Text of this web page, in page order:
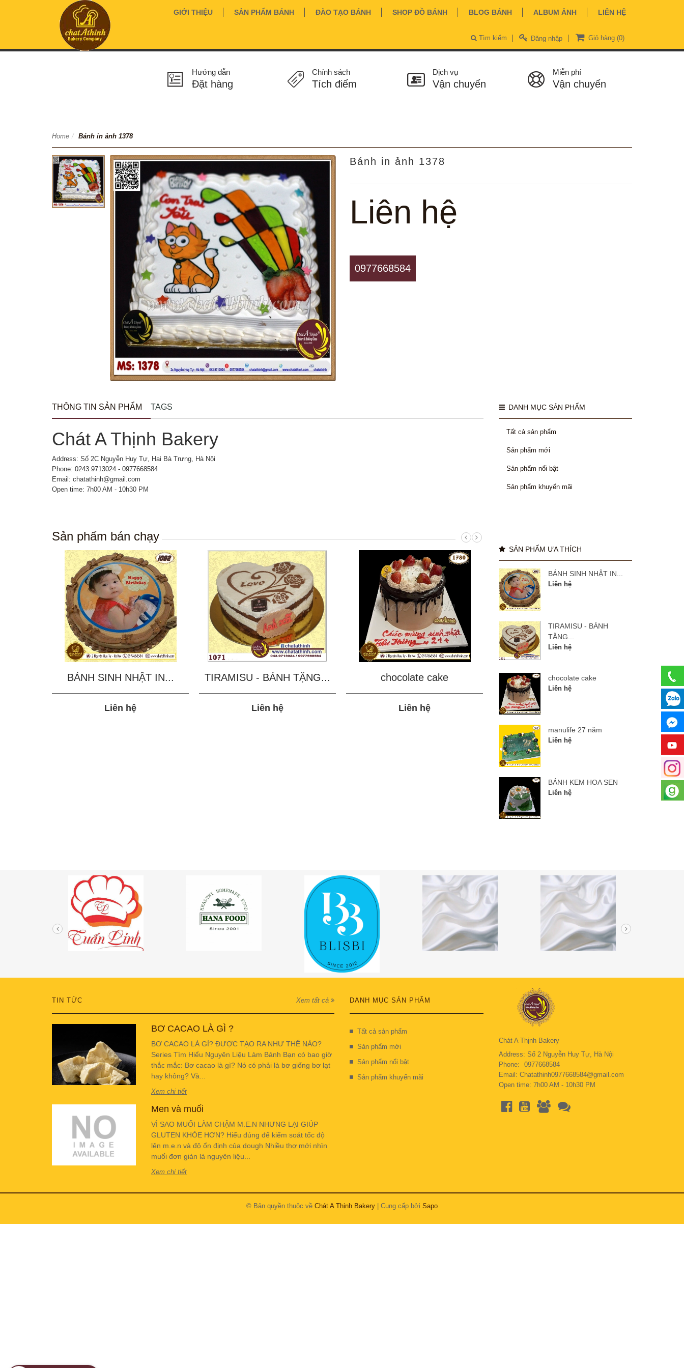
GIỚI THIỆU SẢN PHẨM BÁNH ĐÀO TẠO BÁNH SHOP ĐỒ BÁNH BLOG BÁNH ALBUM ẢNH LIÊN HỆ
Giỏ hàng (0)
Đăng nhập
Tìm kiếm
Hướng dẫn
Đặt hàng
Chính sách
Tích điểm
Dịch vụ
Vận chuyển
Miễn phí
Vận chuyển
Home / Bánh in ảnh 1378
Bánh in ảnh 1378
Liên hệ
0977668584
THÔNG TIN SẢN PHẨM TAGS
Chát A Thịnh Bakery
Address: Số 2C Nguyễn Huy Tự, Hai Bà Trưng, Hà Nội
Phone: 0243.9713024 - 0977668584
Email: chatathinh@gmail.com
Open time: 7h00 AM - 10h30 PM
Sản phẩm bán chạy
BÁNH SINH NHẬT IN...
Liên hệ
TIRAMISU - BÁNH TẶNG...
Liên hệ
chocolate cake
Liên hệ
manulife 27 năm
DANH MỤC SẢN PHẨM
Tất cả sản phẩm
Sản phẩm mới
Sản phẩm nổi bật
Sản phẩm khuyến mãi
SẢN PHẨM ƯA THÍCH
BÁNH SINH NHẬT IN...
Liên hệ
TIRAMISU - BÁNH
TẶNG...
Liên hệ
chocolate cake
Liên hệ
manulife 27 năm
Liên hệ
BÁNH KEM HOA SEN
Liên hệ
TIN TỨC Xem tất cả
BƠ CACAO LÀ GÌ ?
BƠ CACAO LÀ GÌ? ĐƯỢC TẠO RA NHƯ THẾ NÀO?
Series Tìm Hiểu Nguyên Liệu Làm Bánh Bạn có bao giờ
thắc mắc: Bơ cacao là gì? Nó có phải là bơ giống bơ lạt
hay không? Và...
Xem chi tiết
Men và muối
VÌ SAO MUỐI LÀM CHẬM M.E.N NHƯNG LẠI GIÚP
GLUTEN KHỎE HƠN? Hiểu đúng để kiểm soát tốc độ
lên m.e.n và độ ổn định của dough Nhiều thợ mới nhìn
muối đơn giản là nguyên liệu...
Xem chi tiết
DANH MỤC SẢN PHẨM
Tất cả sản phẩm
Sản phẩm mới
Sản phẩm nổi bật
Sản phẩm khuyến mãi
Chát A Thịnh Bakery
Address: Số 2 Nguyễn Huy Tự, Hà Nội
Phone:
0977668584
Email: Chatathinh0977668584@gmail.com
Open time: 7h00 AM - 10h30 PM
© Bản quyền thuộc về Chát A Thịnh Bakery | Cung cấp bởi Sapo